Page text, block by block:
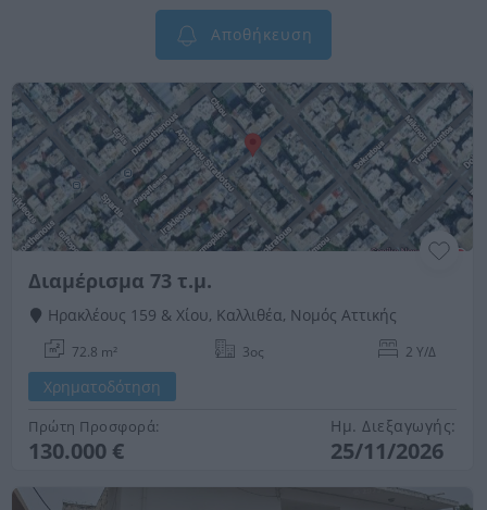
Αποθήκευση
Διαμέρισμα 73 τ.μ.
Ηρακλέους 159 & Χίου, Καλλιθέα, Νομός Αττικής
72.8 m² 3ος 2 Υ/Δ
Χρηματοδότηση
Πρώτη Προσφορά:
130.000 €
Ημ. Διεξαγωγής:
25/11/2026